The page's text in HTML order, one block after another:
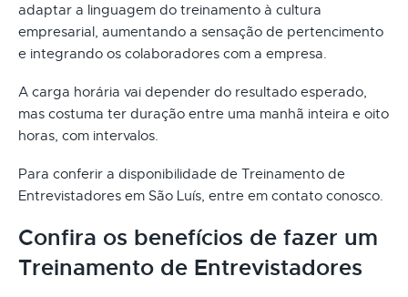
adaptar a linguagem do treinamento à cultura
empresarial, aumentando a sensação de pertencimento
e integrando os colaboradores com a empresa.
A carga horária vai depender do resultado esperado,
mas costuma ter duração entre uma manhã inteira e oito
horas, com intervalos.
Para conferir a disponibilidade de Treinamento de
Entrevistadores em São Luís, entre em contato conosco.
Confira os benefícios de fazer um
Treinamento de Entrevistadores